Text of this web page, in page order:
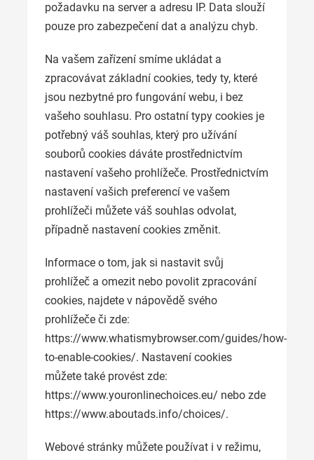
požadavku na server a adresu IP. Data slouží
pouze pro zabezpečení dat a analýzu chyb.
Na vašem zařízení smíme ukládat a
zpracovávat základní cookies, tedy ty, které
jsou nezbytné pro fungování webu, i bez
vašeho souhlasu. Pro ostatní typy cookies je
potřebný váš souhlas, který pro užívání
souborů cookies dáváte prostřednictvím
nastavení vašeho prohlížeče. Prostřednictvím
nastavení vašich preferencí ve vašem
prohlížeči můžete váš souhlas odvolat,
případně nastavení cookies změnit.
Informace o tom, jak si nastavit svůj
prohlížeč a omezit nebo povolit zpracování
cookies, najdete v nápovědě svého
prohlížeče či zde:
https://www.whatismybrowser.com/guides/how-
to-enable-cookies/. Nastavení cookies
můžete také provést zde:
https://www.youronlinechoices.eu/ nebo zde
https://www.aboutads.info/choices/.
Webové stránky můžete používat i v režimu,